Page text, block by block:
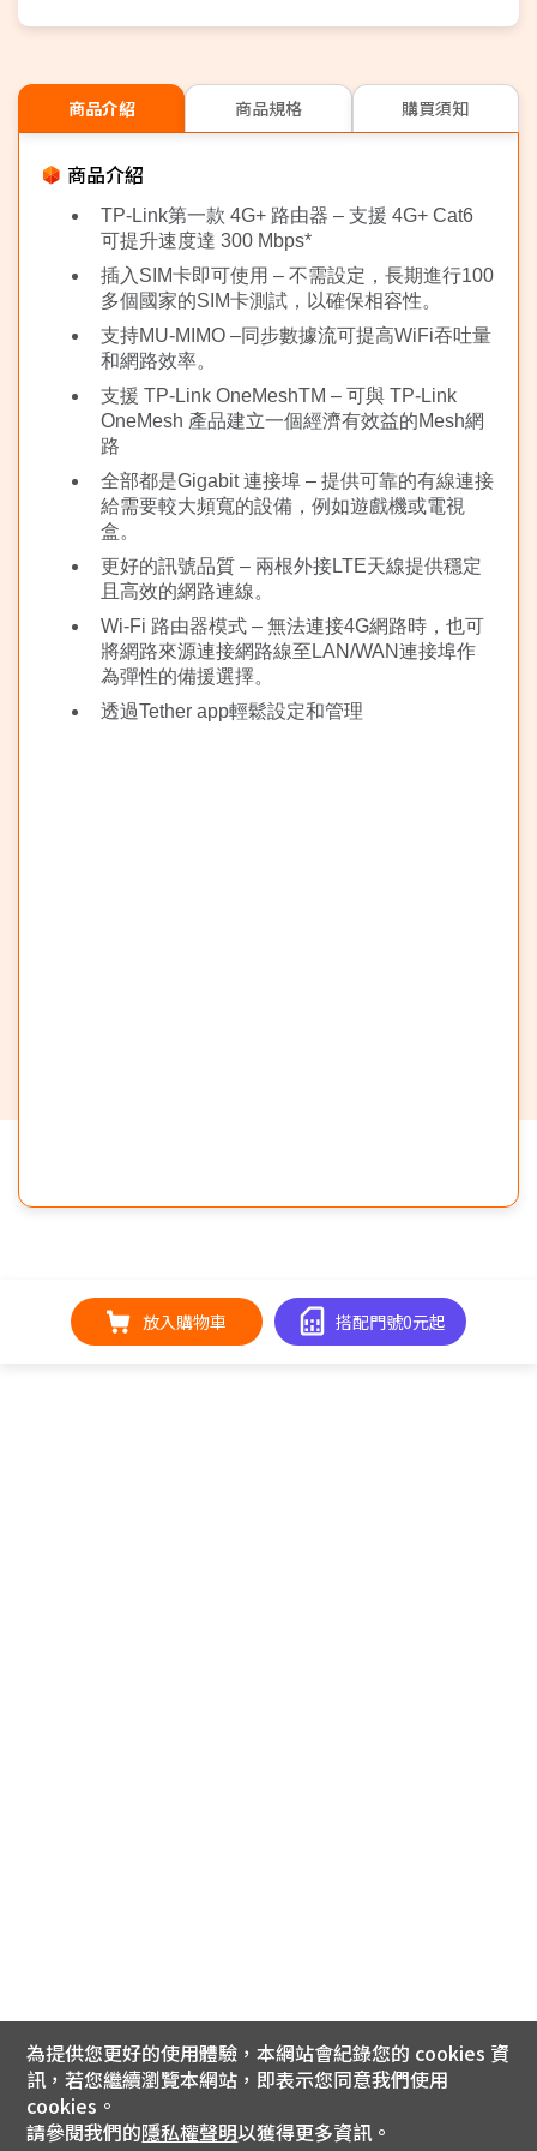
商品介紹 商品規格 購買須知
商品介紹
TP-Link第一款 4G+ 路由器 – 支援 4G+ Cat6
可提升速度達 300 Mbps*
插入SIM卡即可使用 – 不需設定，長期進行100
多個國家的SIM卡測試，以確保相容性。
支持MU-MIMO –同步數據流可提高WiFi吞吐量
和網路效率。
支援 TP-Link OneMeshTM – 可與 TP-Link
OneMesh 產品建立一個經濟有效益的Mesh網
路
全部都是Gigabit 連接埠 – 提供可靠的有線連接
給需要較大頻寬的設備，例如遊戲機或電視
盒。
更好的訊號品質 – 兩根外接LTE天線提供穩定
且高效的網路連線。
Wi-Fi 路由器模式 – 無法連接4G網路時，也可
將網路來源連接網路線至LAN/WAN連接埠作
為彈性的備援選擇。
透過Tether app輕鬆設定和管理
放入購物車 搭配門號0元起
為提供您更好的使用體驗，本網站會紀錄您的 cookies 資
訊，若您繼續瀏覽本網站，即表示您同意我們使用
cookies。
請參閱我們的隱私權聲明以獲得更多資訊。